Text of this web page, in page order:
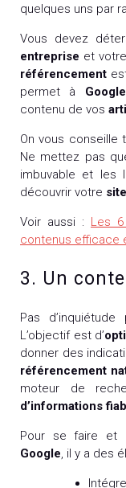
quelques uns par
Vous devez
entreprise et
référencement
permet à Google
contenu de vos
On vous conseille
Ne mettez pas
imbuvable et les
découvrir votre site
Voir aussi : Les
contenus efficace
3. Un
Pas
L’objectif est d’
donner des
référencement
moteur de
d’informations
Pour se faire et
Google , il y a des